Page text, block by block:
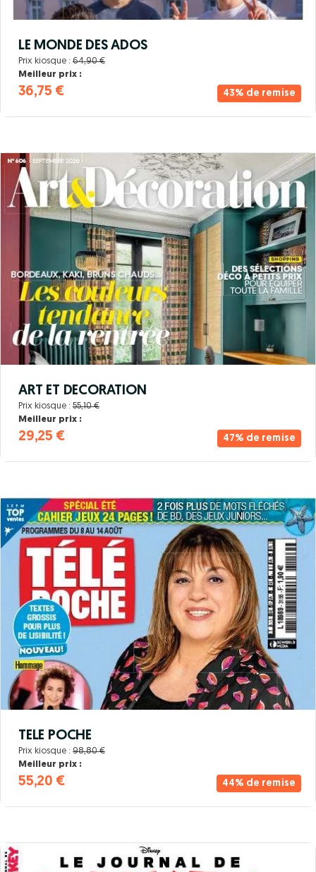
43% de remise
LE MONDE DES ADOS
Prix kiosque : 64,90 €
Meilleur prix :
36,75 €
47% de remise
ART ET DECORATION
Prix kiosque : 55,10 €
Meilleur prix :
29,25 €
44% de remise
TELE POCHE
Prix kiosque : 98,80 €
Meilleur prix :
55,20 €